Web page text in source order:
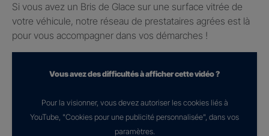
Si vous avez un Bris de Glace sur une surface vitrée de
votre véhicule, notre réseau de prestataires agrées est là
pour vous accompagner dans vos démarches !
Vous avez des difficultés à afficher cette vidéo ?
Pour la visionner, vous devez autoriser les cookies liés à
YouTube, "Cookies pour une publicité personnalisée", dans vos
paramètres.